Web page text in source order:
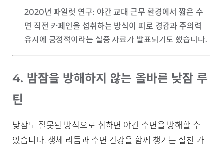
2020년 파일럿 연구: 야간 교대 근무 환경에서 짧은 수
면 직전 카페인을 섭취하는 방식이 피로 경감과 주의력
유지에 긍정적이라는 실증 자료가 발표되기도 했습니다.
4. 밤잠을 방해하지 않는 올바른 낮잠 루
틴
낮잠도 잘못된 방식으로 취하면 야간 수면을 방해할 수
있습니다. 생체 리듬과 수면 건강을 함께 챙기는 실천 가